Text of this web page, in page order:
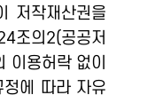
저작재산권을
조의2(공공저
이용허락 없이
에 따라 자유